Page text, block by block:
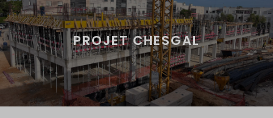
PROJET CHESGAL